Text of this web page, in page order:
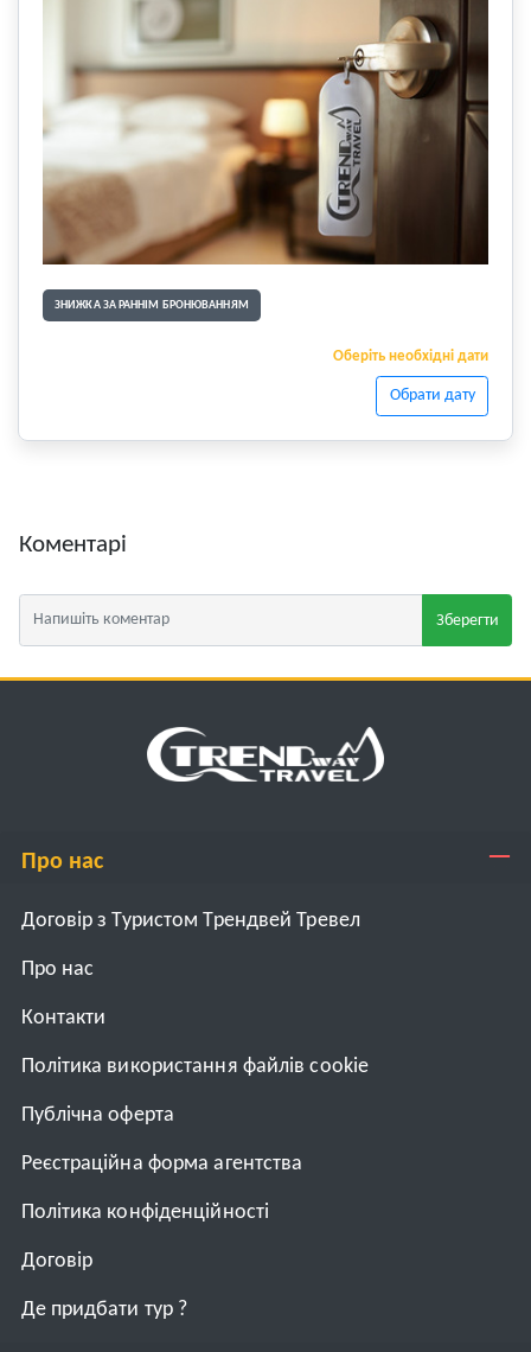
ЗНИЖКА ЗА РАННІМ БРОНЮВАННЯМ
Оберіть необхідні дати
Обрати дату
Коментарі
Зберегти
Про нас
Договір з Туристом Трендвей Тревел
Про нас
Контакти
Політика використання файлів cookie
Публічна оферта
Реєстраційна форма агентства
Політика конфіденційності
Договiр
Де придбати тур ?